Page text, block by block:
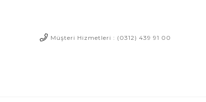
Müşteri Hizmetleri : (0312) 439 91 00